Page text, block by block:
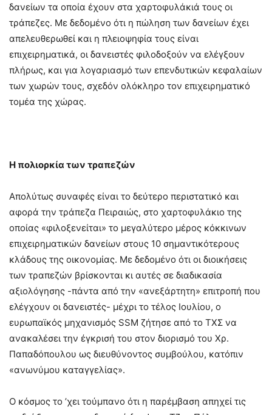
δανείων τα οποία έχουν στα χαρτοφυλάκιά τους οι
τράπεζες. Με δεδομένο ότι η πώληση των δανείων έχει
απελευθερωθεί και η πλειοψηφία τους είναι
επιχειρηματικά, οι δανειστές φιλοδοξούν να ελέγξουν
πλήρως, και για λογαριασμό των επενδυτικών κεφαλαίων
των χωρών τους, σχεδόν ολόκληρο τον επιχειρηματικό
τομέα της χώρας.
Η πολιορκία των τραπεζών
Απολύτως συναφές είναι το δεύτερο περιστατικό και
αφορά την τράπεζα Πειραιώς, στο χαρτοφυλάκιο της
οποίας «φιλοξενείται» το μεγαλύτερο μέρος κόκκινων
επιχειρηματικών δανείων στους 10 σημαντικότερους
κλάδους της οικονομίας. Με δεδομένο ότι οι διοικήσεις
των τραπεζών βρίσκονται κι αυτές σε διαδικασία
αξιολόγησης -πάντα από την «ανεξάρτητη» επιτροπή που
ελέγχουν οι δανειστές- μέχρι το τέλος Ιουλίου, ο
ευρωπαϊκός μηχανισμός SSM ζήτησε από το ΤΧΣ να
ανακαλέσει την έγκρισή του στον διορισμό του Χρ.
Παπαδόπουλου ως διευθύνοντος συμβούλου, κατόπιν
«ανωνύμου καταγγελίας».
Ο κόσμος το ’χει τούμπανο ότι η παρέμβαση απηχεί τις